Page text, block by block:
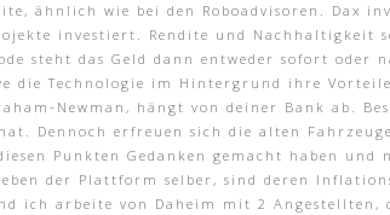
ähnlich wie bei den Roboadvisoren. Dax
investiert. Rendite und Nachhaltigkeit
steht das Geld dann entweder sofort
die Technologie im Hintergrund ihre
Newman, hängt von deiner Bank ab.
Dennoch erfreuen sich die alten
Punkten Gedanken gemacht haben
der Plattform selber, sind deren
ich arbeite von Daheim mit 2 Angestellten,